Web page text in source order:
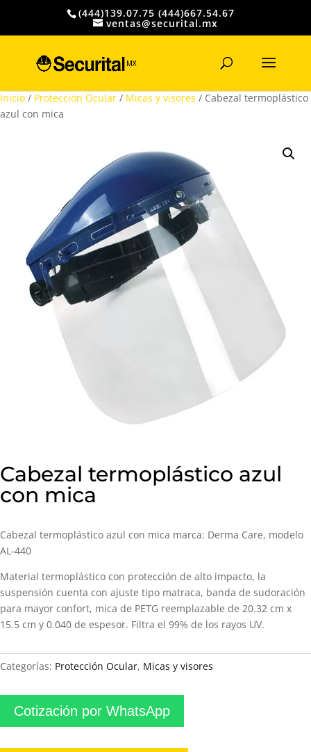
(444)139.07.75 (444)667.54.67
ventas@securital.mx
productos
Inicio / Protección Ocular / Micas y visores / Cabezal termoplástico
azul con mica
Cabezal termoplástico azul
con mica
Cabezal termoplástico azul con mica marca: Derma Care, modelo
AL-440
Material termoplástico con protección de alto impacto, la
suspensión cuenta con ajuste tipo matraca, banda de sudoración
para mayor confort, mica de PETG reemplazable de 20.32 cm x
15.5 cm y 0.040 de espesor. Filtra el 99% de los rayos UV.
Categorías: Protección Ocular, Micas y visores
Cotización por WhatsApp